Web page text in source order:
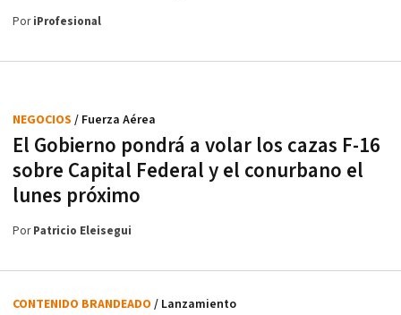
PoriProfesional
El Gobierno pondrá a volar los cazas F-16
sobre Capital Federal y el conurbano el
lunes próximo
NEGOCIOS / Fuerza Aérea
PorPatricio Eleisegui
CONTENIDO BRANDEADO / Lanzamiento